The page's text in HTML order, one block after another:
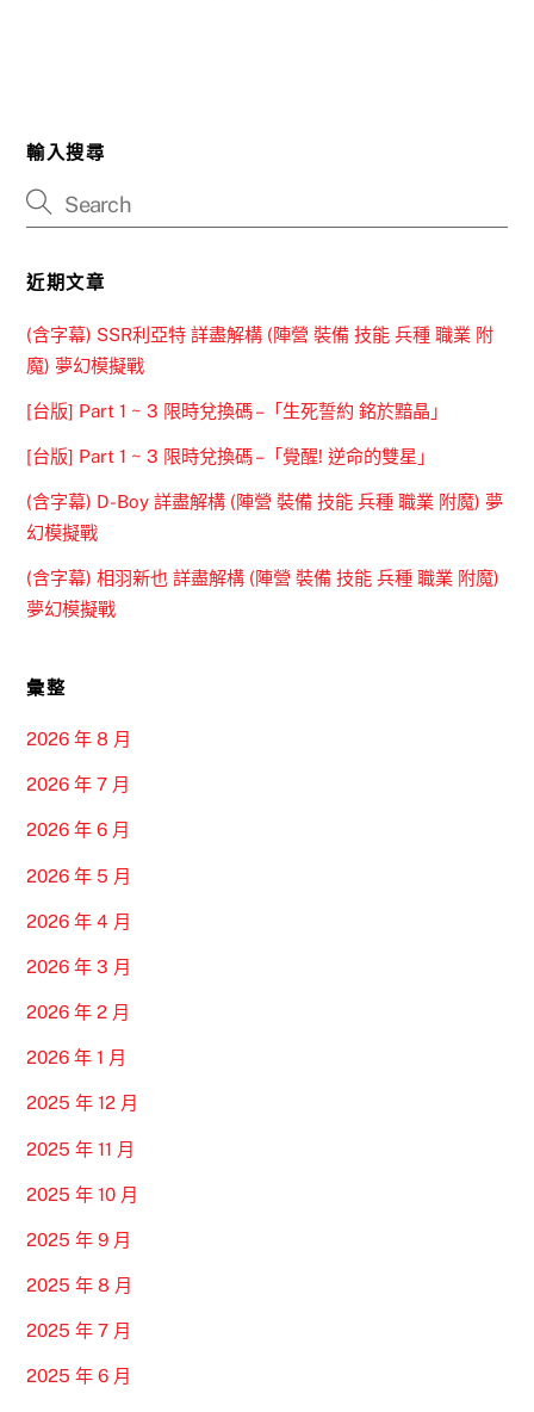
輸入搜尋
近期文章
(含字幕) SSR利亞特 詳盡解構 (陣營 裝備 技能 兵種 職業 附
魔) 夢幻模擬戰
[台版] Part 1 ~ 3 限時兌換碼 –「生死誓約 銘於黯晶」
[台版] Part 1 ~ 3 限時兌換碼 –「覺醒! 逆命的雙星」
(含字幕) D-Boy 詳盡解構 (陣營 裝備 技能 兵種 職業 附魔) 夢
幻模擬戰
(含字幕) 相羽新也 詳盡解構 (陣營 裝備 技能 兵種 職業 附魔)
夢幻模擬戰
彙整
2026 年 8 月
2026 年 7 月
2026 年 6 月
2026 年 5 月
2026 年 4 月
2026 年 3 月
2026 年 2 月
2026 年 1 月
2025 年 12 月
2025 年 11 月
2025 年 10 月
2025 年 9 月
2025 年 8 月
2025 年 7 月
2025 年 6 月